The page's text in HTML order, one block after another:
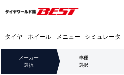
タイヤ ホイール メニュー シミュレータ
メーカー
選択
車種
選択